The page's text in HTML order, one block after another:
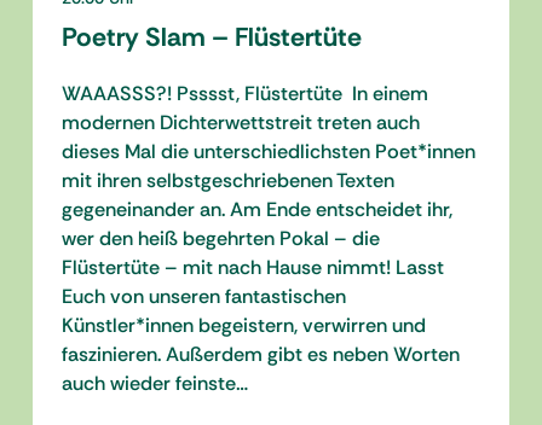
Poetry Slam – Flüstertüte
WAAASSS?! Psssst, Flüstertüte In einem
modernen Dichterwettstreit treten auch
dieses Mal die unterschiedlichsten Poet*innen
mit ihren selbstgeschriebenen Texten
gegeneinander an. Am Ende entscheidet ihr,
wer den heiß begehrten Pokal – die
Flüstertüte – mit nach Hause nimmt! Lasst
Euch von unseren fantastischen
Künstler*innen begeistern, verwirren und
faszinieren. Außerdem gibt es neben Worten
auch wieder feinste…